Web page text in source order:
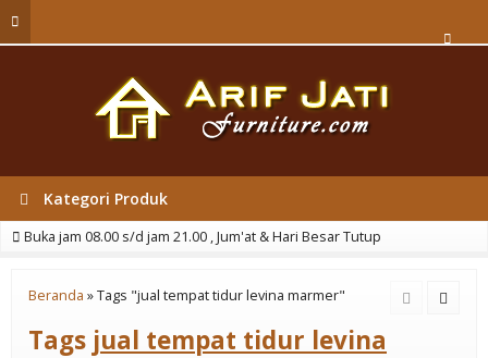
Kategori Produk
Buka jam 08.00 s/d jam 21.00 , Jum'at & Hari Besar Tutup
Beranda »Tags "jual tempat tidur levina marmer"
Tags jual tempat tidur levina